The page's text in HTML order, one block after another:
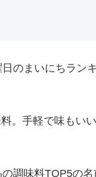
のまいにちラン
。手軽で味もい
調味料TOP5の